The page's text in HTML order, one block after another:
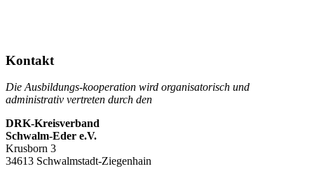
Kontakt
Die Ausbildungs-kooperation wird organisatorisch und
administrativ vertreten durch den
DRK-Kreisverband
Schwalm-Eder e.V.
Krusborn 3
34613 Schwalmstadt-Ziegenhain